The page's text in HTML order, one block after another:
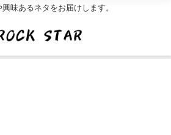
味あるネタをお届けします。